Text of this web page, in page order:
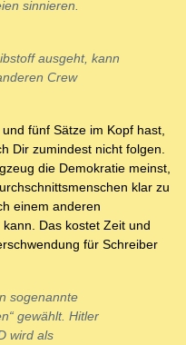
sinnieren.
ausgeht, kann
Crew
fünf Sätze im Kopf hast,
Dir zumindest nicht folgen.
die Demokratie meinst,
klar zu
einem anderen
Das kostet Zeit und
für Schreiber
sogenannte
gewählt. Hitler
wird als